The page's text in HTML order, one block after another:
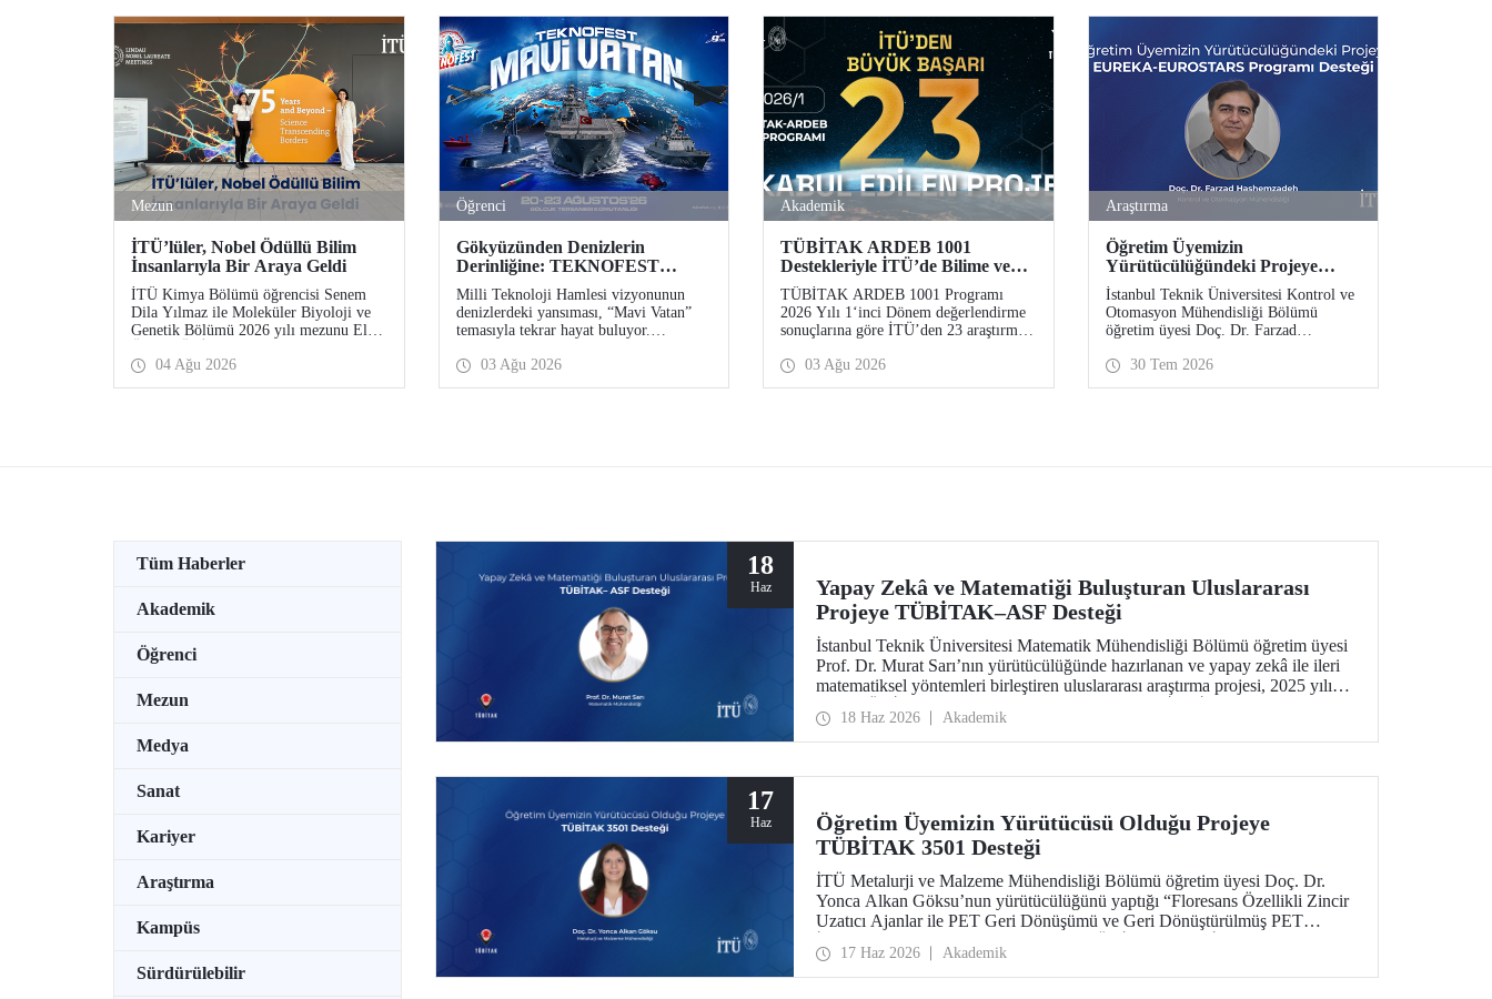
Döngülerinin Bütünsel Analizi ve
Azaltım Stratejilerinin Geliştirilmesi”
başlıklı proje, TÜBİTAK 2515 – COST
Aksiyon Üyeleri Ar-Ge Destek
Programı kapsamında desteklenmeye
hak kazandı.
Mezun
İTÜ’lüler, Nobel Ödüllü Bilim
İnsanlarıyla Bir Araya Geldi
İTÜ Kimya Bölümü öğrencisi Senem
Dila Yılmaz ile Moleküler Biyoloji ve
Genetik Bölümü 2026 yılı mezunu Elif
Bilimsel Etkinliklere Katılım Desteği
kapsamında 75’inci Lindau Nobel
04 Ağu 2026
Öğrenci
Gökyüzünden Denizlerin
Derinliğine: TEKNOFEST
Yeniden “Mavi Vatan”da!
Milli Teknoloji Hamlesi vizyonunun
denizlerdeki yansıması, “Mavi Vatan”
temasıyla tekrar hayat buluyor.
Ağustos tarihlerinde Gölcük Tersanesi
Komutanlığı’nda düzenlenecek
03 Ağu 2026
Akademik
TÜBİTAK ARDEB 1001
Destekleriyle İTÜ’de Bilime ve
Geleceğe Yön Veren Başarı
TÜBİTAK ARDEB 1001 Programı
2026 Yılı 1‘inci Dönem değerlendirme
sonuçlarına göre İTÜ’den 23 araştırma
03 Ağu 2026
Araştırma
Öğretim Üyemizin
Yürütücülüğündeki Projeye
EUREKA-EUROSTARS
Programı Desteği
İstanbul Teknik Üniversitesi Kontrol ve
Otomasyon Mühendisliği Bölümü
öğretim üyesi Doç. Dr. Farzad
yaptığı “Quantum-Driven Resilient
Power Systems: Revolutionizing Energy
30 Tem 2026
Tüm Haberler
Akademik
Öğrenci
Mezun
Medya
Sanat
Kariyer
Araştırma
Kampüs
Sürdürülebilir
18
Haz
Yapay Zekâ ve Matematiği Buluşturan Uluslararası
Projeye TÜBİTAK–ASF Desteği
İstanbul Teknik Üniversitesi Matematik Mühendisliği Bölümü öğretim üyesi
Prof. Dr. Murat Sarı’nın yürütücülüğünde hazırlanan ve yapay zekâ ile ileri
matematiksel yöntemleri birleştiren uluslararası araştırma projesi, 2025 yılı
Programı kapsamında desteklenmeye hak kazandı
18 Haz 2026 Akademik
17
Haz
Öğretim Üyemizin Yürütücüsü Olduğu Projeye
TÜBİTAK 3501 Desteği
İTÜ Metalurji ve Malzeme Mühendisliği Bölümü öğretim üyesi Doç. Dr.
Yonca Alkan Göksu’nun yürütücülüğünü yaptığı “Floresans Özellikli Zincir
Uzatıcı Ajanlar ile PET Geri Dönüşümü ve Geri Dönüştürülmüş PET
Programları Başkanlığı (BİDEB) tarafından yürütülen 3501 – Kariyer
Geliştirme Programı kapsamında desteklenmeye hak kazandı.
17 Haz 2026 Akademik